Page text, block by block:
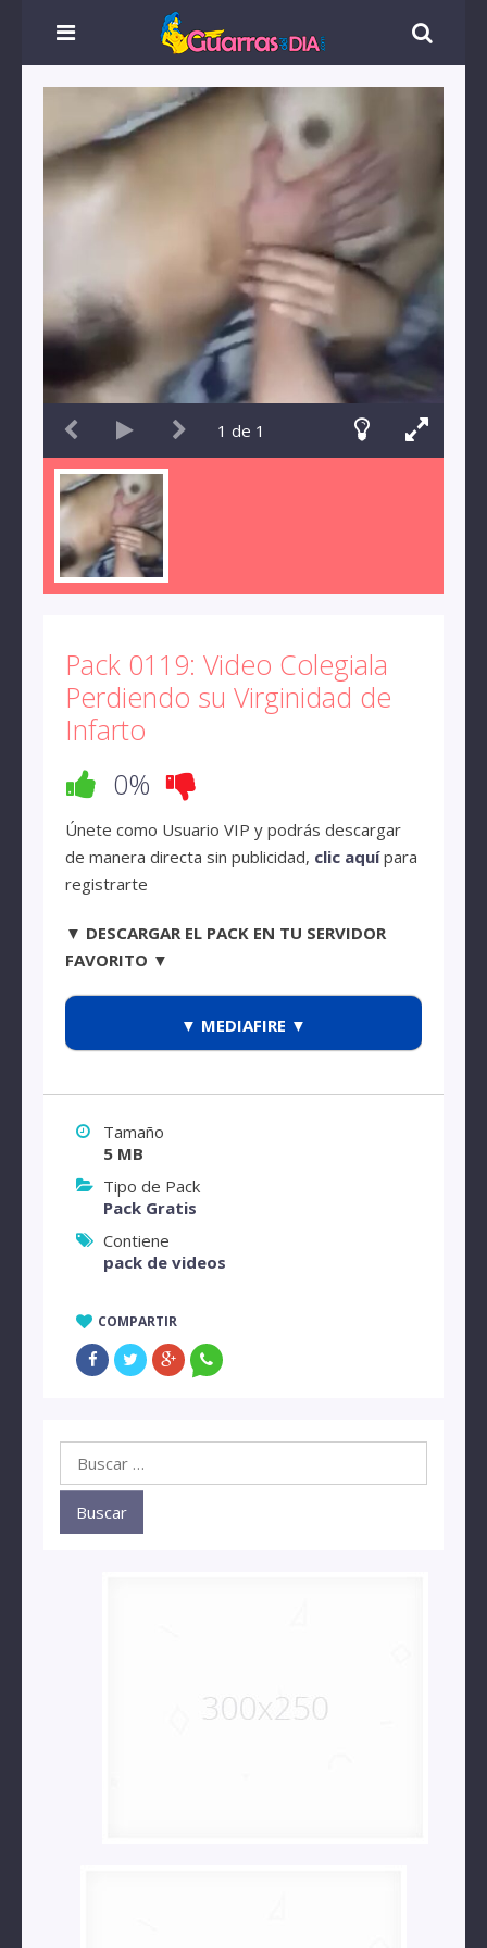
1 de 1
Pack 0119: Video Colegiala
Perdiendo su Virginidad de
Infarto
0%
Únete como Usuario VIP y podrás descargar
de manera directa sin publicidad, clic aquípara
registrarte
▼ DESCARGAR EL PACK EN TU SERVIDOR
FAVORITO ▼
▼ MEDIAFIRE ▼
Tamaño
5 MB
Tipo de Pack
Pack Gratis
Contiene
pack de videos
COMPARTIR